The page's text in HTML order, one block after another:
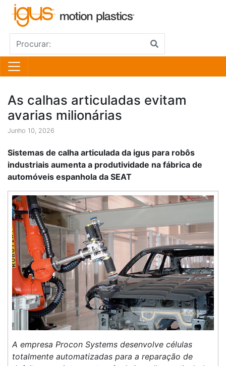
As calhas articuladas evitam
avarias milionárias
Junho 10, 2026
Sistemas de calha articulada da igus para robôs
industriais aumenta a produtividade na fábrica de
automóveis espanhola da SEAT
A empresa Procon Systems desenvolve células
totalmente automatizadas para a reparação de